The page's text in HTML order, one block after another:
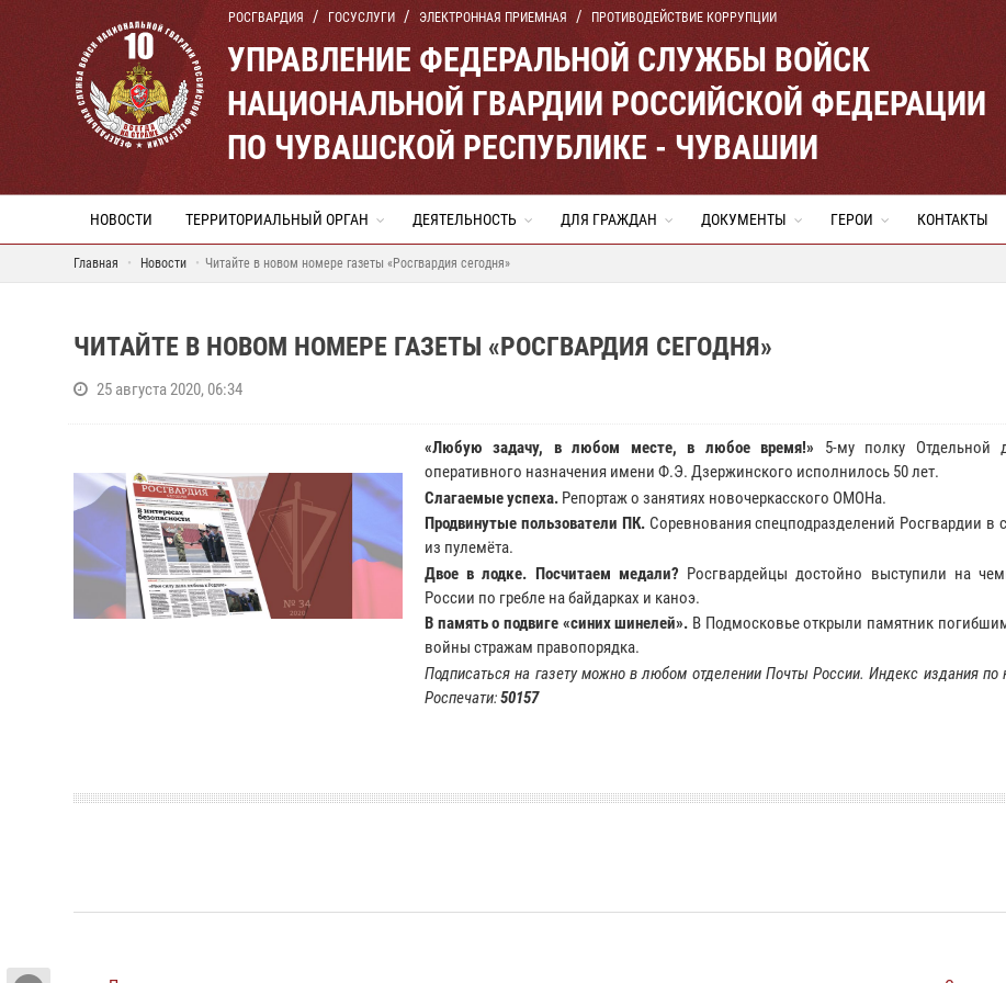
РОСГВАРДИЯ ГОСУСЛУГИ ЭЛЕКТРОННАЯ ПРИЕМНАЯ ПРОТИВОДЕЙСТВИЕ КОРРУПЦИИ
УПРАВЛЕНИЕ ФЕДЕРАЛЬНОЙ СЛУЖБЫ ВОЙСК
НАЦИОНАЛЬНОЙ ГВАРДИИ РОССИЙСКОЙ ФЕДЕРАЦИИ
ПО ЧУВАШСКОЙ РЕСПУБЛИКЕ - ЧУВАШИИ
НОВОСТИ ТЕРРИТОРИАЛЬНЫЙ ОРГАН ДЕЯТЕЛЬНОСТЬ ДЛЯ ГРАЖДАН ДОКУМЕНТЫ ГЕРОИ КОНТАКТЫ
Главная Новости Читайте в новом номере газеты «Росгвардия сегодня»
ЧИТАЙТЕ В НОВОМ НОМЕРЕ ГАЗЕТЫ «РОСГВАРДИЯ СЕГОДНЯ»
25 августа 2020, 06:34
«Любую задачу, в любом месте, в любое время!» 5-му полку Отдельной
оперативного назначения имени Ф.Э. Дзержинского исполнилось 50 лет.
Слагаемые успеха. Репортаж о занятиях новочеркасского ОМОНа.
Продвинутые пользователи ПК.Соревнования спецподразделений Росгвардии в
из пулемёта.
Двое в лодке. Посчитаем медали? Росгвардейцы достойно выступили на
России по гребле на байдарках и каноэ.
В память о подвиге «синих шинелей». В Подмосковье открыли памятник
войны стражам правопорядка.
Подписаться на газету можно в любом отделении Почты России. Индекс издания по
Роспечати:50157